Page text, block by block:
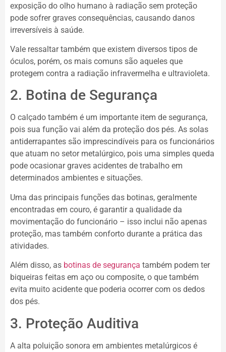
exposição do olho humano à radiação sem proteção
pode sofrer graves consequências, causando danos
irreversíveis à saúde.
Vale ressaltar também que existem diversos tipos de
óculos, porém, os mais comuns são aqueles que
protegem contra a radiação infravermelha e ultravioleta.​​​
2. Botina de Segurança
O calçado também é um importante item de segurança,
pois sua função vai além da proteção dos pés. As solas
antiderrapantes são imprescindíveis para os funcionários
que atuam no setor metalúrgico, pois uma simples queda
pode ocasionar graves acidentes de trabalho em
determinados ambientes e situações.
Uma das principais funções das botinas, geralmente
encontradas em couro, é garantir a qualidade da
movimentação do funcionário – isso inclui não apenas
proteção, mas também conforto durante a prática das
atividades.
Além disso, as botinas de segurança também podem ter
biqueiras feitas em aço ou composite, o que também
evita muito acidente que poderia ocorrer com os dedos
dos pés.
3. Proteção Auditiva
A alta poluição sonora em ambientes metalúrgicos é